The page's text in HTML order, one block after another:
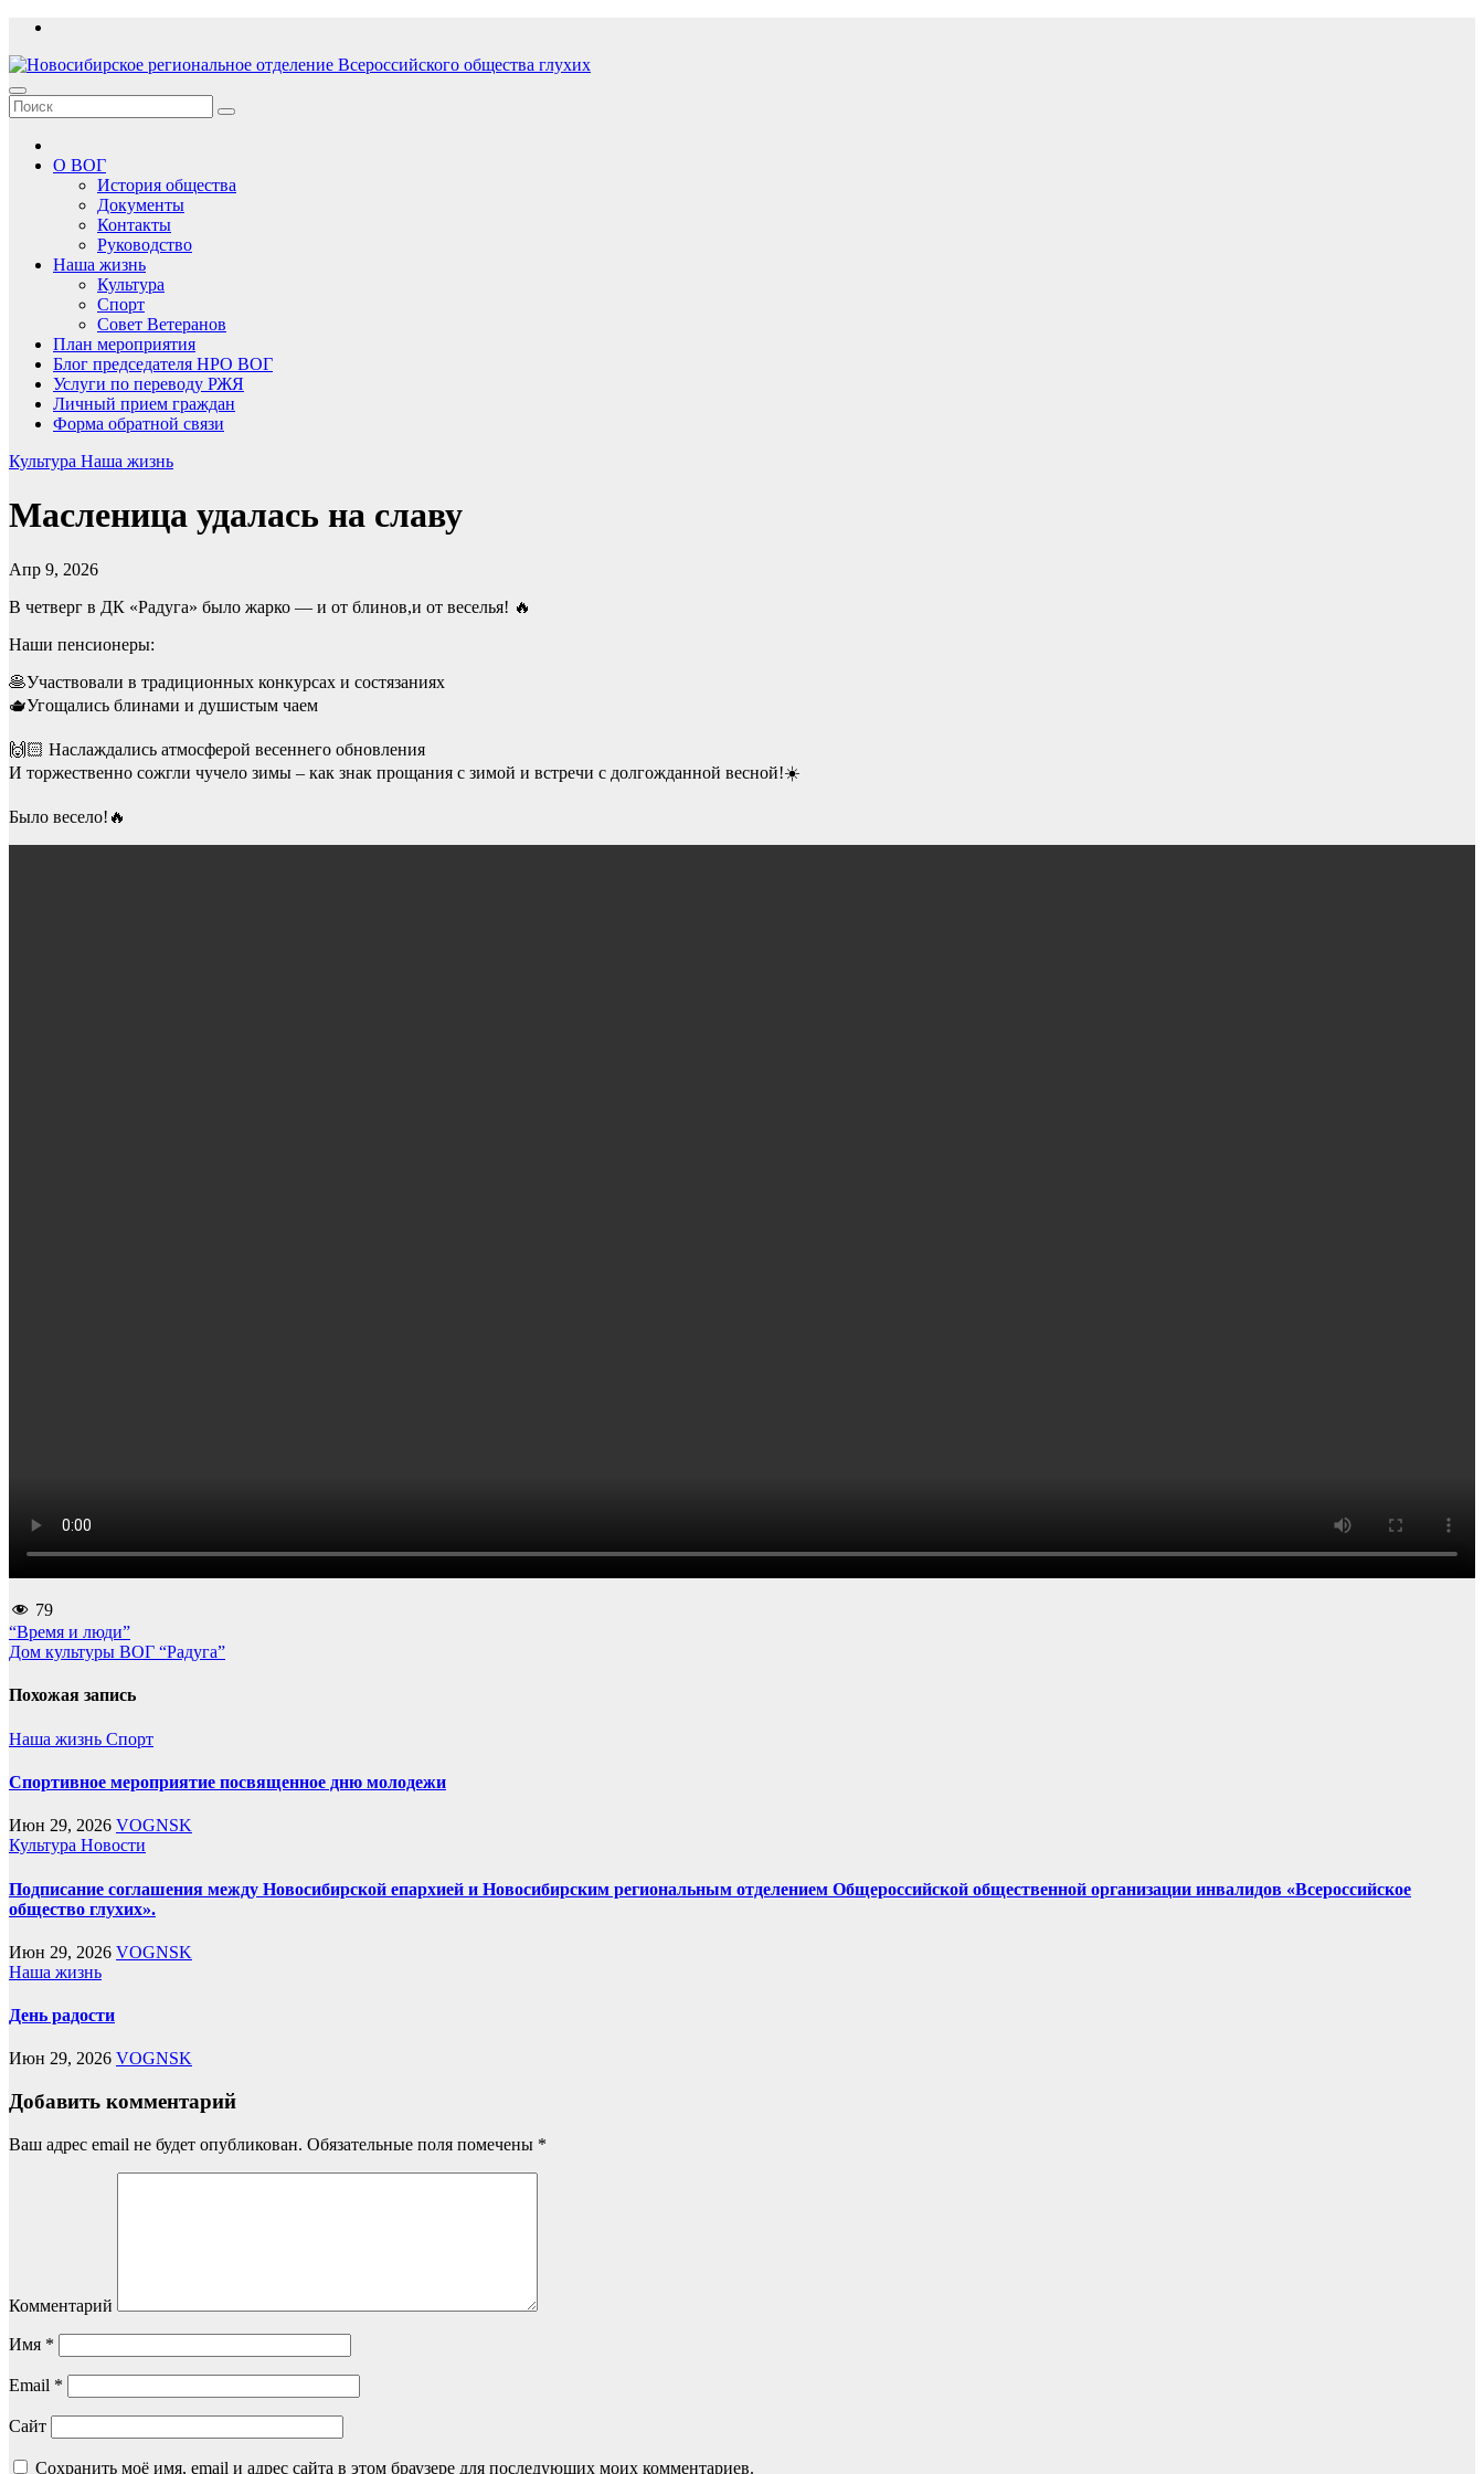
Перейти
содержимому
О ВОГ
История общества
Документы
Контакты
Руководство
Наша жизнь
Культура
Спорт
Совет Ветеранов
План мероприятия
Блог председателя НРО ВОГ
Услуги по переводу РЖЯ
Личный прием граждан
Форма обратной связи
Культура Наша жизнь
Масленица удалась на славу
Апр 9, 2026
В четверг в ДК «Радуга» было жарко — и от блинов,и от веселья! 🔥
Наши пенсионеры:
🥞Участвовали в традиционных конкурсах и состязаниях
🫖Угощались блинами и душистым чаем
🙌🏻 Наслаждались атмосферой весеннего обновления
И торжественно сожгли чучело зимы – как знак прощания с зимой и встречи с долгожданной весной!☀️
Было весело!🔥
79
Навигация
по
записям
“Время и люди”
Дом культуры ВОГ “Радуга”
Похожая запись
Наша жизнь Спорт
Спортивное мероприятие посвященное дню молодежи
Июн 29, 2026 VOGNSK
Культура Новости
Подписание соглашения между Новосибирской епархией и Новосибирским региональным отделением Общероссийской общественной организации инвалидов «Всероссийское
общество глухих».
Июн 29, 2026 VOGNSK
Наша жизнь
День радости
Июн 29, 2026 VOGNSK
Добавить комментарий
Ваш адрес email не будет опубликован. Обязательные поля помечены *
Комментарий
Имя *
Email *
Сайт
Сохранить моё имя, email и адрес сайта в этом браузере для последующих моих комментариев.